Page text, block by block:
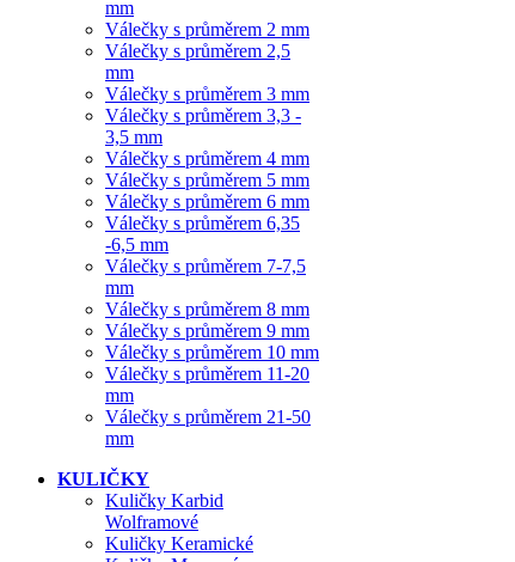
mm
Válečky s průměrem 2 mm
Válečky s průměrem 2,5
mm
Válečky s průměrem 3 mm
Válečky s průměrem 3,3 -
3,5 mm
Válečky s průměrem 4 mm
Válečky s průměrem 5 mm
Válečky s průměrem 6 mm
Válečky s průměrem 6,35
-6,5 mm
Válečky s průměrem 7-7,5
mm
Válečky s průměrem 8 mm
Válečky s průměrem 9 mm
Válečky s průměrem 10 mm
Válečky s průměrem 11-20
mm
Válečky s průměrem 21-50
mm
KULIČKY
Kuličky Karbid
Wolframové
Kuličky Keramické